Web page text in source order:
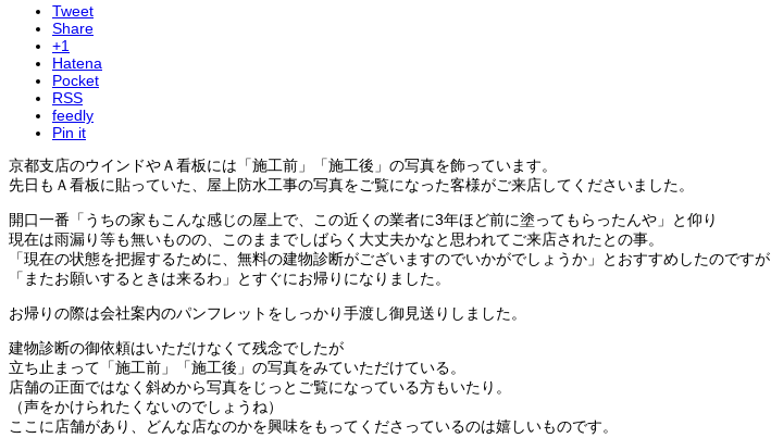
Tweet
Share
+1
Hatena
Pocket
RSS
feedly
Pin it
京都支店のウインドやＡ看板には「施工前」「施工後」の写真を飾っています。
先日もＡ看板に貼っていた、屋上防水工事の写真をご覧になった客様がご来店してくださいました。
開口一番「うちの家もこんな感じの屋上で、この近くの業者に3年ほど前に塗ってもらったんや」と仰り
現在は雨漏り等も無いものの、このままでしばらく大丈夫かなと思われてご来店されたとの事。
「現在の状態を把握するために、無料の建物診断がございますのでいかがでしょうか」とおすすめしたのですが
「またお願いするときは来るわ」とすぐにお帰りになりました。
お帰りの際は会社案内のパンフレットをしっかり手渡し御見送りしました。
建物診断の御依頼はいただけなくて残念でしたが
立ち止まって「施工前」「施工後」の写真をみていただけている。
店舗の正面ではなく斜めから写真をじっとご覧になっている方もいたり。
（声をかけられたくないのでしょうね）
ここに店舗があり、どんな店なのかを興味をもってくださっているのは嬉しいものです。